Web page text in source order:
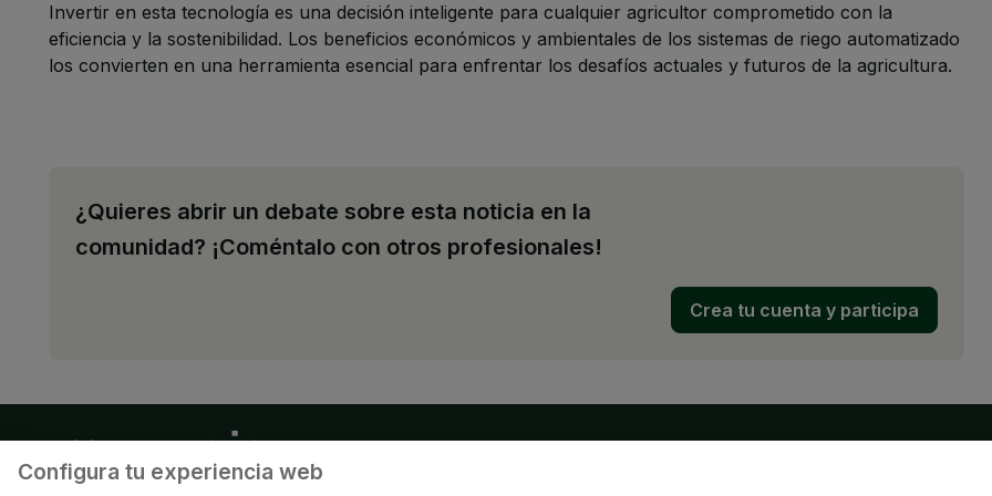
Invertir en esta tecnología es una decisión inteligente para cualquier agricultor comprometido con la
eficiencia y la sostenibilidad. Los beneficios económicos y ambientales de los sistemas de riego automatizado
los convierten en una herramienta esencial para enfrentar los desafíos actuales y futuros de la agricultura.
¿Quieres abrir un debate sobre esta noticia en la
comunidad? ¡Coméntalo con otros profesionales!
Crea tu cuenta y participa
Configura tu experiencia web